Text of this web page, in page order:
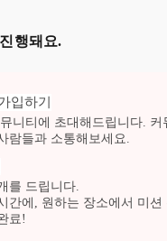
행돼요.
입하기
니티에 초대해드립니다. 커
람들과 소통해보세요.
를 드립니다.
간에, 원하는 장소에서 미션
료!